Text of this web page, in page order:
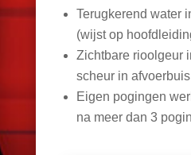
Terugkerend water
(wijst op
Zichtbare rioolgeur
scheur in afvoerbuis
Eigen pogingen
na meer dan 3